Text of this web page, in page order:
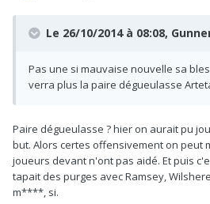
Le 26/10/2014 à 08:08,
Pas une si mauvaise nouvelle sa
verra plus la paire dégueulasse
Paire dégueulasse ? hier on aurait pu
but. Alors certes offensivement on peut
joueurs devant n'ont pas aidé. Et puis
tapait des purges avec Ramsey,
m****, si.